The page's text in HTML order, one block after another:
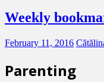
Weekly
February 11, 2016
Parenting